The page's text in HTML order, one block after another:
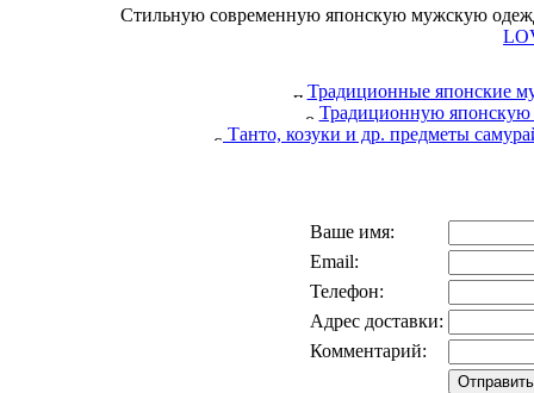
Стильную современную японскую мужскую
Традиционные японские
Традиционную японскую
Танто, козуки и др. предметы
Ваше имя:
Email:
Телефон:
Адрес доставки:
Комментарий: